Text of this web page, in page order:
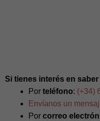
Si tienes interés en
Por teléfono: (+34)
Envíanos un
Por correo